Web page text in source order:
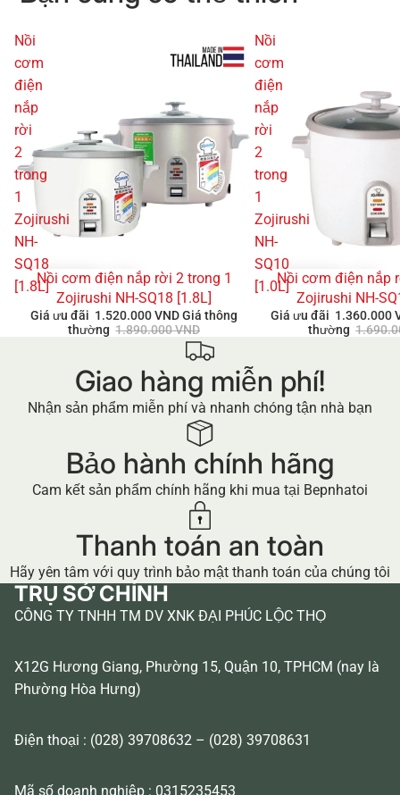
Nồi
cơm
điện
nắp
rời
2
trong
1
Zojirushi
NH-
SQ18
[1.8L]
GIẢM GIÁ
Nồi cơm điện nắp rời 2 trong 1
Zojirushi NH-SQ18 [1.8L]
Giá ưu đãi 1.520.000 VND Giá thông
thường 1.890.000 VND
Nồi
cơm
điện
nắp
rời
2
trong
1
Zojirushi
NH-
SQ10
[1.0L]
GIẢM GIÁ
Nồi cơm điện nắp
Zojirushi NH-
Giá ưu đãi 1.360.000
thường
Giao hàng miễn phí!
Nhận sản phẩm miễn phí và nhanh chóng tận nhà bạn
Bảo hành chính hãng
Cam kết sản phẩm chính hãng khi mua tại Bepnhatoi
Thanh toán an toàn
Hãy yên tâm với quy trình bảo mật thanh toán của chúng tôi
TRỤ SỞ CHÍNH
CÔNG TY TNHH TM DV XNK ĐẠI PHÚC LỘC THỌ
X12G Hương Giang, Phường 15, Quận 10, TPHCM (nay là
Phường Hòa Hưng)
Điện thoại : (028) 39708632 – (028) 39708631
Mã số doanh nghiệp : 0315235453